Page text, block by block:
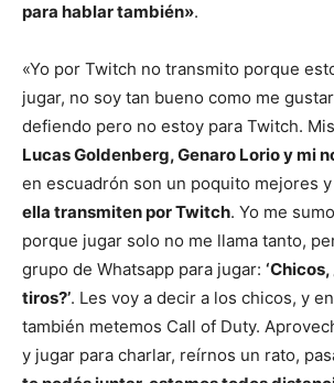
para hablar también».
«Yo por Twitch no transmito porque
jugar, no soy tan bueno como me
defiendo pero no estoy para Twitch.
LucasGoldenberg, Genaro Lorio y mi
en escuadrón son un poquito mejores
ella transmiten por Twitch. Yo me
porque jugar solo no me llama tanto,
grupo de Whatsapp para jugar:
tiros?’. Les voy a decir a los chicos, y
también metemos Call of Duty.
y jugar para charlar, reírnos un rato,